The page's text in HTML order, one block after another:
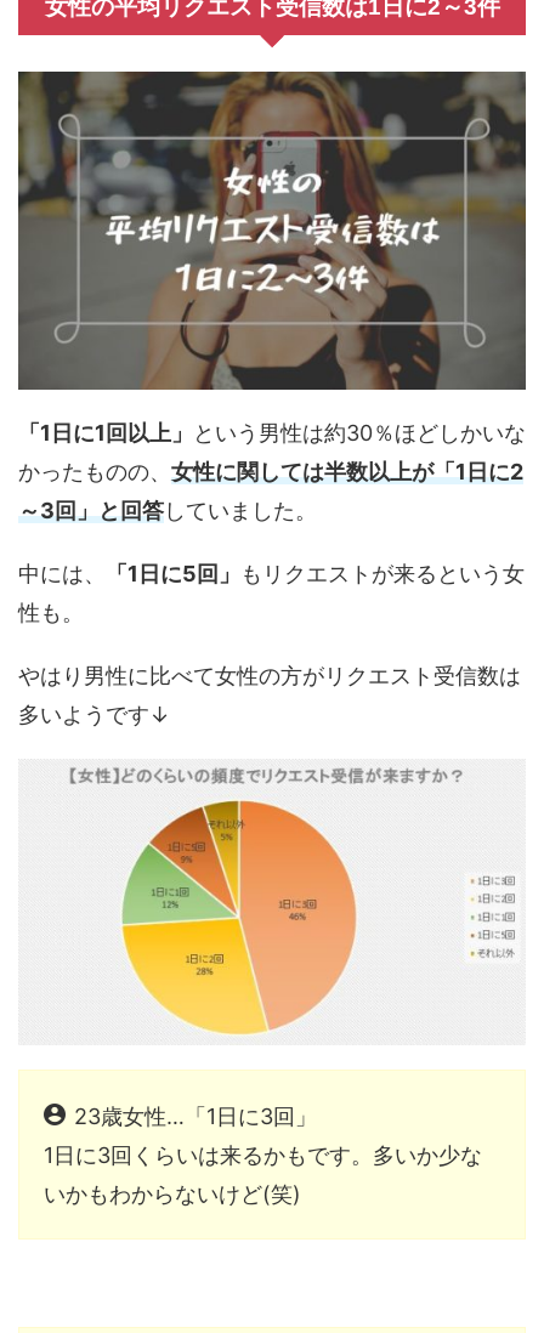
女性の平均リクエスト受信数は1日に2～3件
「1日に1回以上」
という男性は約30％ほどしかいな
かったものの、 女性に関しては半数以上が「1日に2
～3回」と回答していました。
中には、 「1日に5回」
もリクエストが来るという女
性も。
やはり男性に比べて女性の方がリクエスト受信数は
多いようです↓
23歳女性…「1日に3回」
1日に3回くらいは来るかもです。多いか少な
いかもわからないけど(笑)